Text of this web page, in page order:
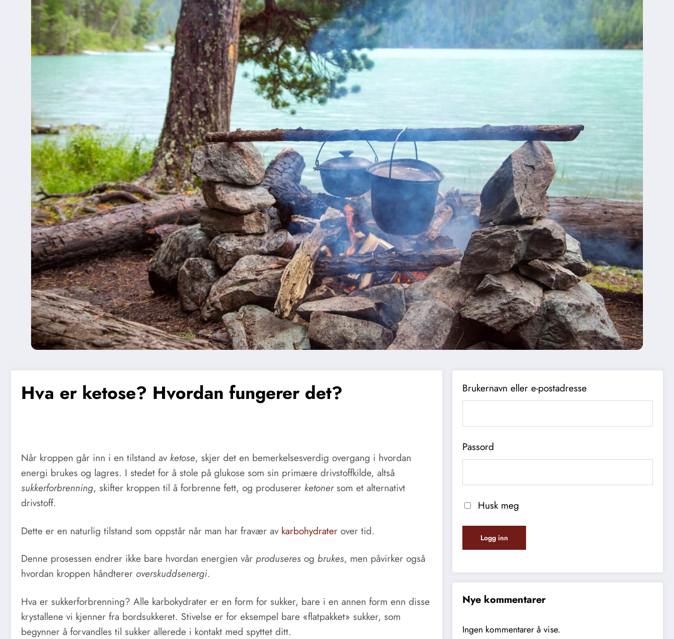
Hva er ketose? Hvordan fungerer det?
Når kroppen går inn i en tilstand av ketose, skjer det en bemerkelsesverdig overgang i hvordan
energi brukes og lagres. I stedet for å stole på glukose som sin primære drivstoffkilde, altså
sukkerforbrenning, skifter kroppen til å forbrenne fett, og produserer ketoner som et alternativt
drivstoff.
Dette er en naturlig tilstand som oppstår når man har fravær av karbohydrater over tid.
Denne prosessen endrer ikke bare hvordan energien vår produseres og brukes, men påvirker også
hvordan kroppen håndterer overskuddsenergi.
Hva er sukkerforbrenning? Alle karbokydrater er en form for sukker, bare i en annen form enn disse
krystallene vi kjenner fra bordsukkeret. Stivelse er for eksempel bare «flatpakket» sukker, som
begynner å forvandles til sukker allerede i kontakt med spyttet ditt.
Brukernavn eller e-postadresse
Passord
Husk meg
Nye kommentarer
Ingen kommentarer å vise.